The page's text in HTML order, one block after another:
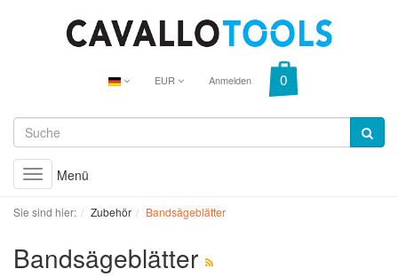
EUR Anmelden
Toggle
navigation
Menü
Sie sind hier: Zubehör Bandsägeblätter
Bandsägeblätter